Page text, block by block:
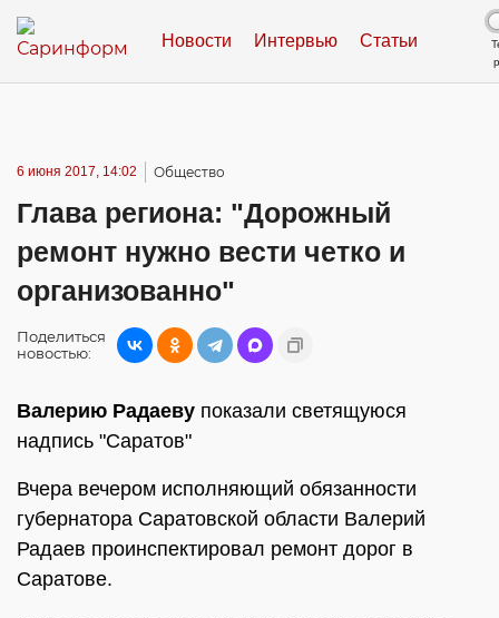
Новости Интервью Статьи
6 июня 2017, 14:02 Общество
Глава региона: "Дорожный
ремонт нужно вести четко и
организованно"
Поделиться
новостью:
Валерию Радаеву показали светящуюся
надпись "Саратов"
Вчера вечером исполняющий обязанности
губернатора Саратовской области Валерий
Радаев проинспектировал ремонт дорог в
Саратове.